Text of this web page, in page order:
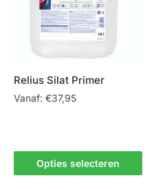
Relius Silat Primer
Vanaf: €37,95
Opties selecteren
heeft
meerdere